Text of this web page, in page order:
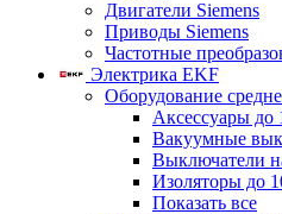
Двигатели Siemens
Приводы Siemens
Частотные
Электрика EKF
Оборудование
Аксессуары до
Вакуумные
Выключатели
Изоляторы до
Показать все